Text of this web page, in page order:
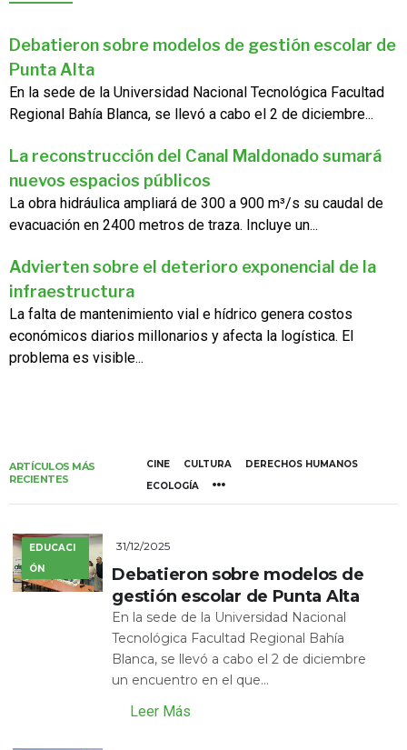
Debatieron sobre modelos de gestión escolar de
Punta Alta
En la sede de la Universidad Nacional Tecnológica Facultad
Regional Bahía Blanca, se llevó a cabo el 2 de diciembre...
La reconstrucción del Canal Maldonado sumará
nuevos espacios públicos
La obra hidráulica ampliará de 300 a 900 m³/s su caudal de
evacuación en 2400 metros de traza. Incluye un...
Advierten sobre el deterioro exponencial de la
infraestructura
La falta de mantenimiento vial e hídrico genera costos
económicos diarios millonarios y afecta la logística. El
problema es visible...
ARTÍCULOS MÁS
RECIENTES
CINE CULTURA
DERECHOS HUMANOS
ECOLOGÍA
EDUCACI
ÓN
31/12/2025
Debatieron sobre modelos de
gestión escolar de Punta Alta
En la sede de la Universidad Nacional
Tecnológica Facultad Regional Bahía
Blanca, se llevó a cabo el 2 de diciembre
un encuentro en el que...
Leer Más